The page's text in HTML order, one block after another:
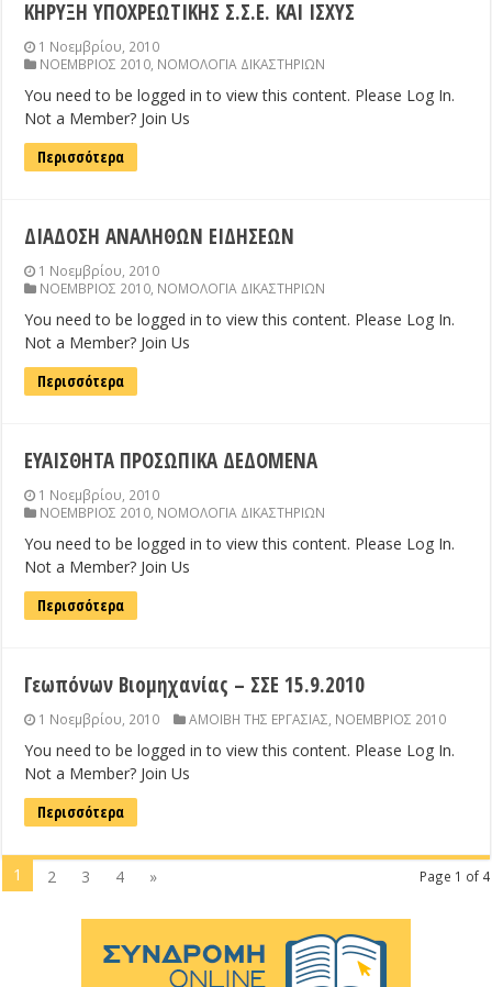
ΚΗΡΥΞΗ ΥΠΟΧΡΕΩΤΙΚΗΣ Σ.Σ.Ε. ΚΑΙ ΙΣΧΥΣ
1 Νοεμβρίου, 2010
ΝΟΕΜΒΡΙΟΣ 2010, ΝΟΜΟΛΟΓΙΑ ΔΙΚΑΣΤΗΡΙΩΝ
You need to be logged in to view this content. Please Log In.
Not a Member? Join Us
Περισσότερα
ΔΙΑΔΟΣΗ ΑΝΑΛΗΘΩΝ ΕΙΔΗΣΕΩΝ
1 Νοεμβρίου, 2010
ΝΟΕΜΒΡΙΟΣ 2010, ΝΟΜΟΛΟΓΙΑ ΔΙΚΑΣΤΗΡΙΩΝ
You need to be logged in to view this content. Please Log In.
Not a Member? Join Us
Περισσότερα
ΕΥΑΙΣΘΗΤΑ ΠΡΟΣΩΠΙΚΑ ΔΕΔΟΜΕΝΑ
1 Νοεμβρίου, 2010
ΝΟΕΜΒΡΙΟΣ 2010, ΝΟΜΟΛΟΓΙΑ ΔΙΚΑΣΤΗΡΙΩΝ
You need to be logged in to view this content. Please Log In.
Not a Member? Join Us
Περισσότερα
Γεωπόνων Βιομηχανίας – ΣΣΕ 15.9.2010
1 Νοεμβρίου, 2010 ΑΜΟΙΒΗ ΤΗΣ ΕΡΓΑΣΙΑΣ, ΝΟΕΜΒΡΙΟΣ 2010
You need to be logged in to view this content. Please Log In.
Not a Member? Join Us
Περισσότερα
Page 1 of 4
1 2 3 4 »